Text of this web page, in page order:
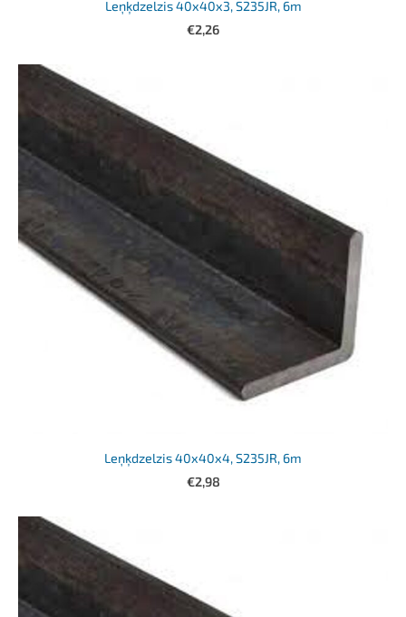
Leņķdzelzis 40x40x3, S235JR, 6m
€2,26
Leņķdzelzis 40x40x4, S235JR, 6m
€2,98